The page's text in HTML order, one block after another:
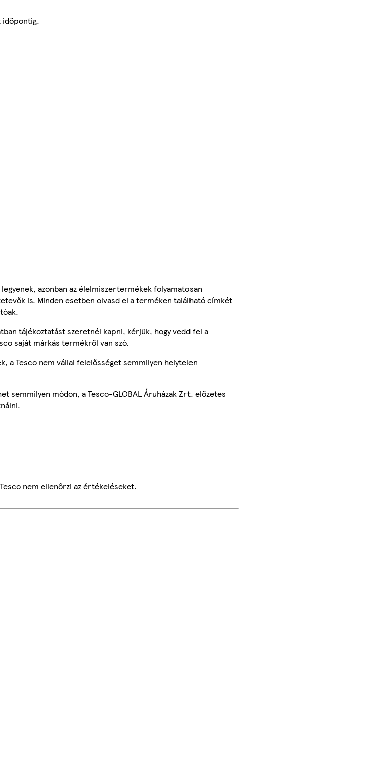
időpontig.
azonban az élelmiszertermékek folyamatosan
is. Minden esetben olvasd el a terméken található címkét
tájékoztatást szeretnél kapni, kérjük, hogy vedd fel a
saját márkás termékről van szó.
Tesco nem vállal felelősséget semmilyen helytelen
semmilyen módon, a Tesco-GLOBAL Áruházak Zrt. előzetes
nem ellenőrzi az értékeléseket.